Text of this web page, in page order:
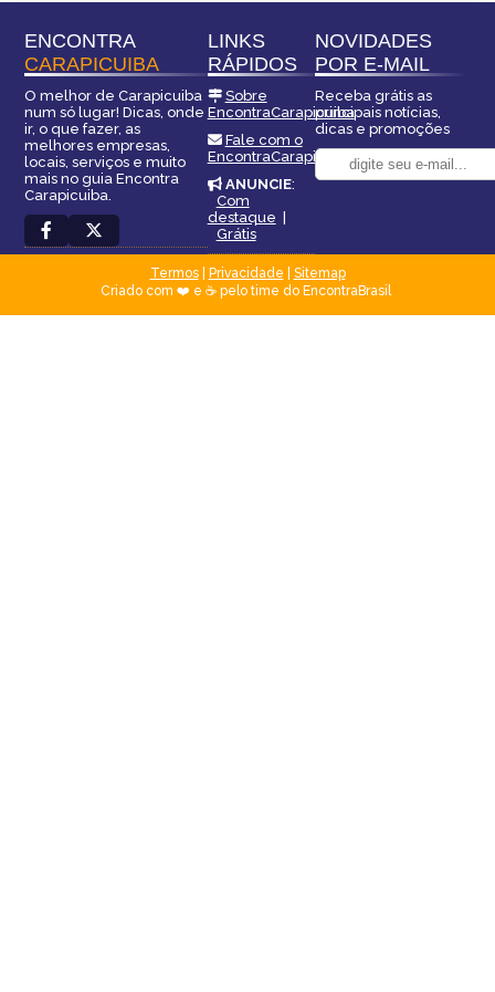
ENCONTRA
CARAPICUIBA
O melhor de Carapicuiba
num só lugar! Dicas, onde
ir, o que fazer, as
melhores empresas,
locais, serviços e muito
mais no guia Encontra
Carapicuiba.
LINKS
RÁPIDOS
Sobre
EncontraCarapicuiba
Fale com o
EncontraCarapicuiba
ANUNCIE:
Com
destaque
Grátis
NOVIDADES
POR E-MAIL
Receba grátis as
principais notícias,
dicas e promoções
Termos| Privacidade
Sitemap
Criado com ❤️ e ☕ pelo time do EncontraBrasil